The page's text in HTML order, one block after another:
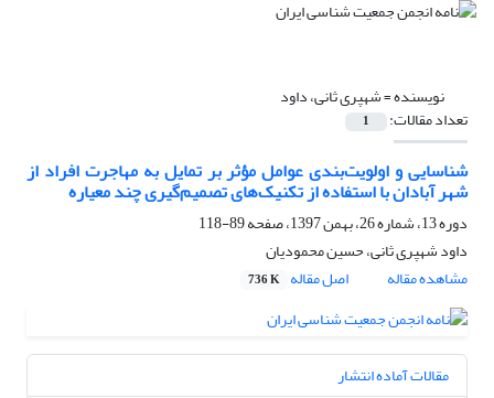
نویسنده =شهپری ثانی، داود
تعداد مقالات: 1
شناسایی و اولویت‌بندی عوامل مؤثر بر تمایل به مهاجرت افراد از
شهر آبادان با استفاده از تکنیک‌های تصمیم‌گیری چند معیاره
دوره 13، شماره 26، بهمن 1397، صفحه
89-118
داود شهپری ثانی، حسین محمودیان
مشاهده مقاله
اصل مقاله 736 K
مقالات آماده انتشار